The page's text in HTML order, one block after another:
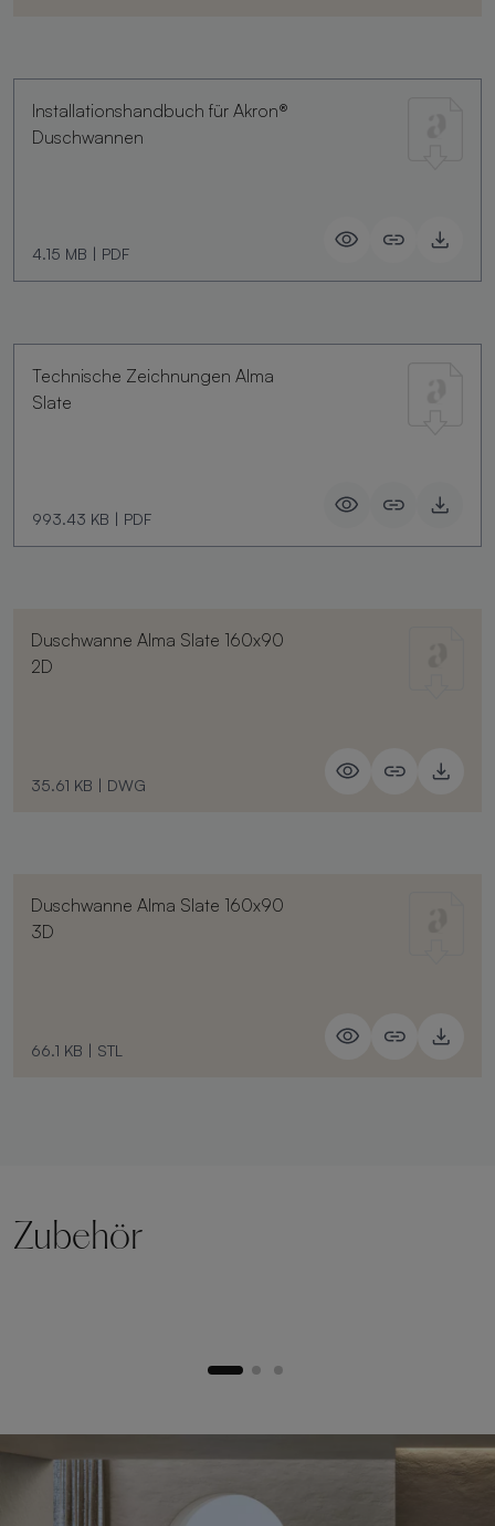
Installationshandbuch für Akron®
Duschwannen
4.15 MB | PDF
Technische Zeichnungen Alma
Slate
993.43 KB | PDF
Duschwanne Alma Slate 160x90
2D
35.61 KB | DWG
Duschwanne Alma Slate 160x90
3D
66.1 KB | STL
Zubehör